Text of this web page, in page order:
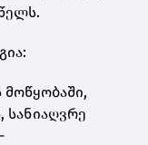
სანიაღვრე